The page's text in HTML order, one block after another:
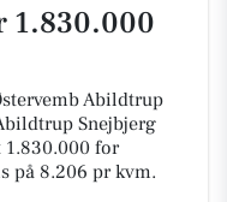
1.830.000
Abildtrup
Snejbjerg
1.830.000 for
på 8.206 pr kvm.